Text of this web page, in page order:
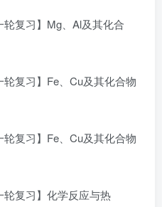
习】Mg、Al及其化合
习】Fe、Cu及其化合物
习】Fe、Cu及其化合物
复习】化学反应与热